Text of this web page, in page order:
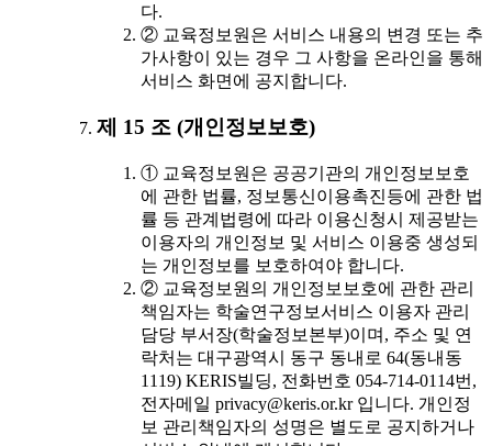
다.
② 교육정보원은 서비스 내용의 변경 또는 추
가사항이 있는 경우 그 사항을 온라인을 통해
서비스 화면에 공지합니다.
제 15 조 (개인정보보호)
① 교육정보원은 공공기관의 개인정보보호
에 관한 법률, 정보통신이용촉진등에 관한 법
률 등 관계법령에 따라 이용신청시 제공받는
이용자의 개인정보 및 서비스 이용중 생성되
는 개인정보를 보호하여야 합니다.
② 교육정보원의 개인정보보호에 관한 관리
책임자는 학술연구정보서비스 이용자 관리
담당 부서장(학술정보본부)이며, 주소 및 연
락처는 대구광역시 동구 동내로 64(동내동
1119) KERIS빌딩, 전화번호 054-714-0114번,
전자메일 privacy@keris.or.kr 입니다. 개인정
보 관리책임자의 성명은 별도로 공지하거나